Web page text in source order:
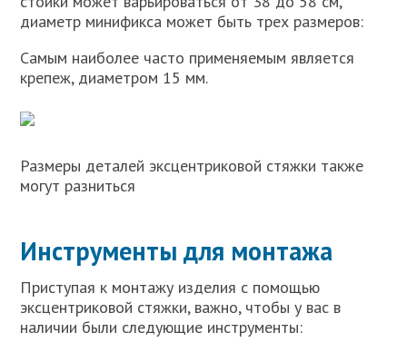
диаметр минификса может быть трех размеров:
Самым наиболее часто применяемым является
крепеж, диаметром 15 мм.
Размеры деталей эксцентриковой стяжки также
могут разниться
Инструменты для монтажа
Приступая к монтажу изделия с помощью
эксцентриковой стяжки, важно, чтобы у вас в
наличии были следующие инструменты: